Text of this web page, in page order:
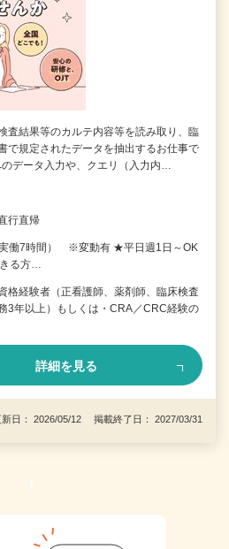
査結果等のカルテ内容等を読み取り、臨
で規定されたデータを抽出するお仕事で
データ入力や、クエリ（入力内…
行直帰
働7時間） ※変動有 ★平日週1日～OK
きる方…
格経験者（正看護師、薬剤師、臨床検査
3年以上）もしくは・CRA／CRC経験の
詳細を見る
新日： 2026/05/12 掲載終了日： 2027/03/31
1